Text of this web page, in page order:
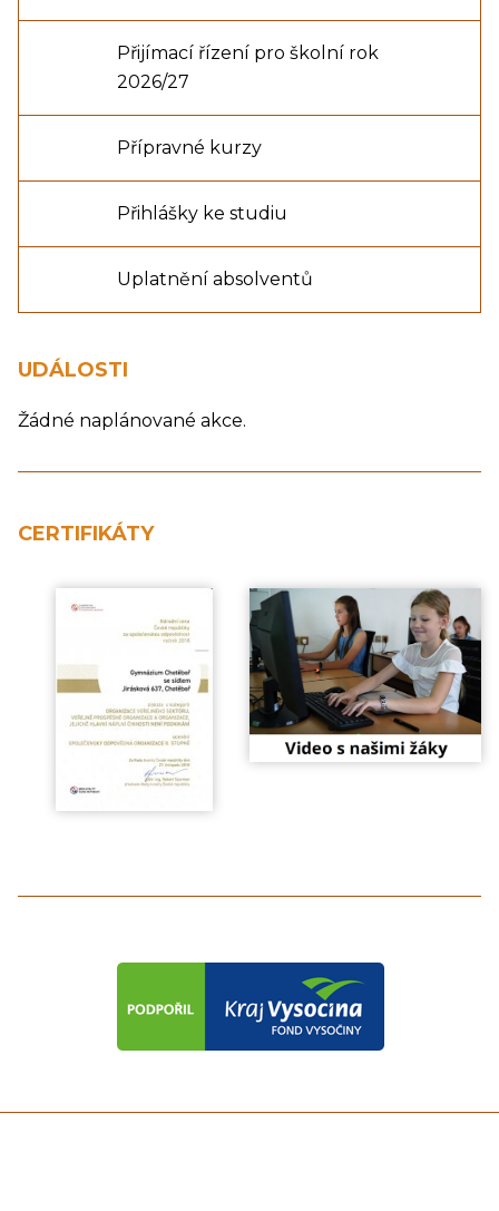
Přijímací řízení pro školní rok
2026/27
Přípravné kurzy
Přihlášky ke studiu
Uplatnění absolventů
UDÁLOSTI
Žádné naplánované akce.
CERTIFIKÁTY